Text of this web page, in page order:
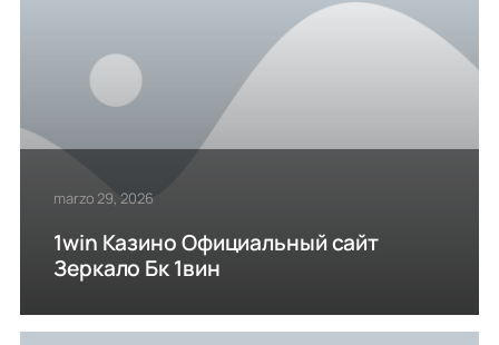
marzo 29, 2026
1win Казино Официальный сайт
Зеркало Бк 1вин